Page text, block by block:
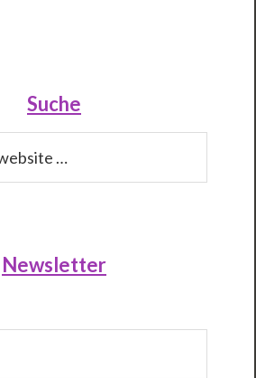
Suche
Newsletter